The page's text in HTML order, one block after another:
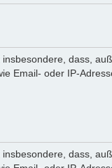
dass,
Email- oder IP-
dass,